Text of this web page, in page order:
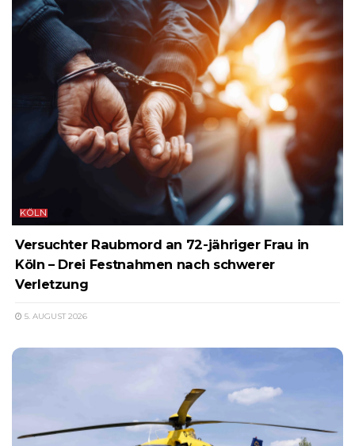
KÖLN
Versuchter Raubmord an 72-jähriger Frau in
Köln – Drei Festnahmen nach schwerer
Verletzung
5. AUGUST 2026